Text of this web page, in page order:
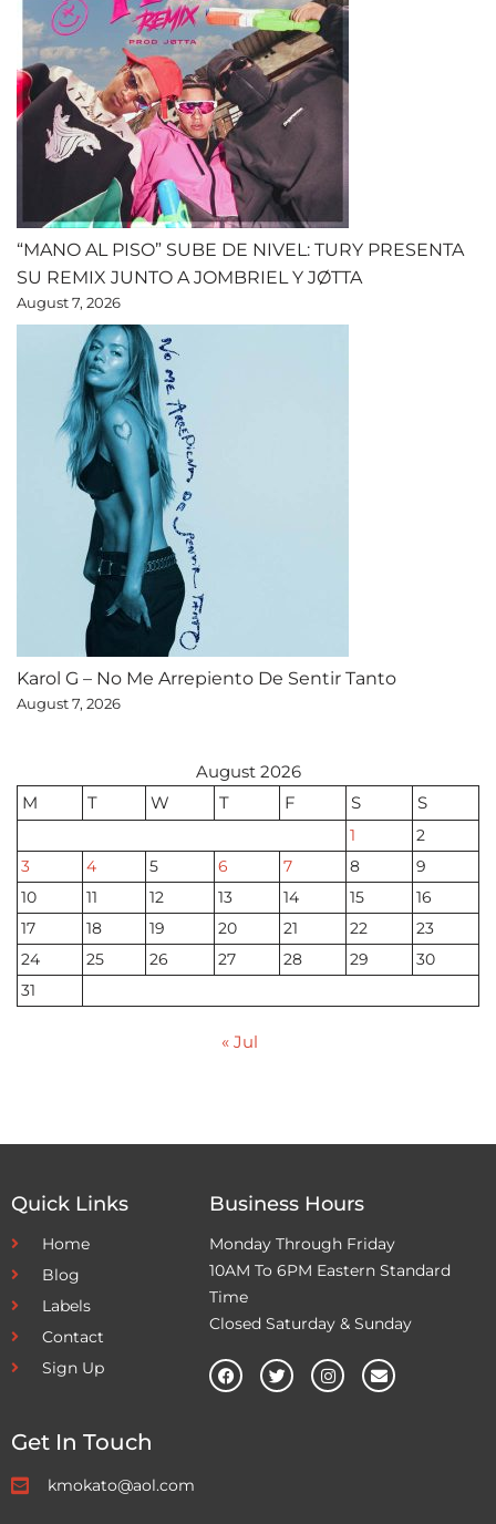
“MANO AL PISO” SUBE DE NIVEL: TURY PRESENTA
SU REMIX JUNTO A JOMBRIEL Y JØTTA
August 7, 2026
Karol G – No Me Arrepiento De Sentir Tanto
August 7, 2026
August 2026
M
T W T F S S
1
2
3
4 5 6 7 8
9
10
11 12 13 14 15
16
17
18 19 20 21 22
23
24
25 26 27 28 29
30
31
« Jul
Quick Links
Home
Blog
Labels
Contact
Sign Up
Business Hours
Monday Through Friday
10AM To 6PM Eastern Standard
Time
Closed Saturday & Sunday
Get In Touch
kmokato@aol.com